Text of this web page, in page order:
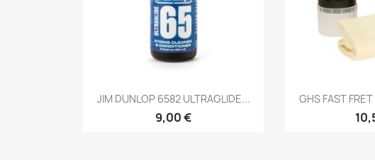
Brzi pregled
JIM DUNLOP 6582 ULTRAGLIDE...
9,00 €
Brzi
GHS FAST